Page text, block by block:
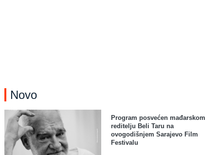
Novo
Program posvećen mađarskom
reditelju Beli Taru na
ovogodišnjem Sarajevo Film
Festivalu